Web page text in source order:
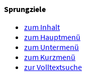
Sprungziele
zum Inhalt
zum Hauptmenü
zum Untermenü
zum Kurzmenü
zur Volltextsuche